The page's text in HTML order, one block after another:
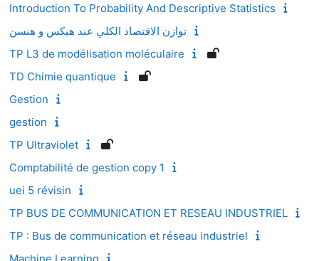
Introduction To Probability And Descriptive Statistics
توازن الاقتصاد الكلي عند هيكس و هنسن
TP L3 de modélisation moléculaire
TD Chimie quantique
Gestion
gestion
TP Ultraviolet
Comptabilité de gestion copy 1
uei 5 révisin
TP BUS DE COMMUNICATION ET RESEAU INDUSTRIEL
TP : Bus de communication et réseau industriel
Machine Learning